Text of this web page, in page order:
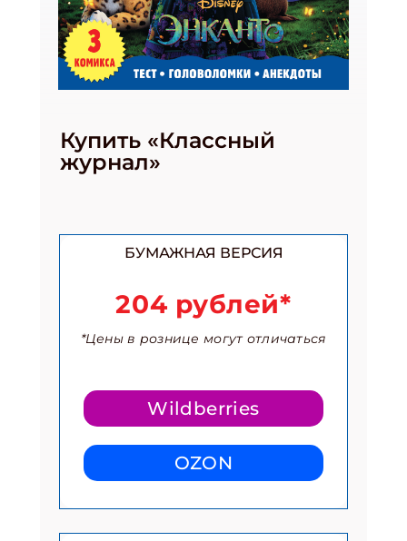
Купить «Классный
журнал»
БУМАЖНАЯ ВЕРСИЯ
204 рублей*
*Цены в рознице могут отличаться
Wildberries
OZON